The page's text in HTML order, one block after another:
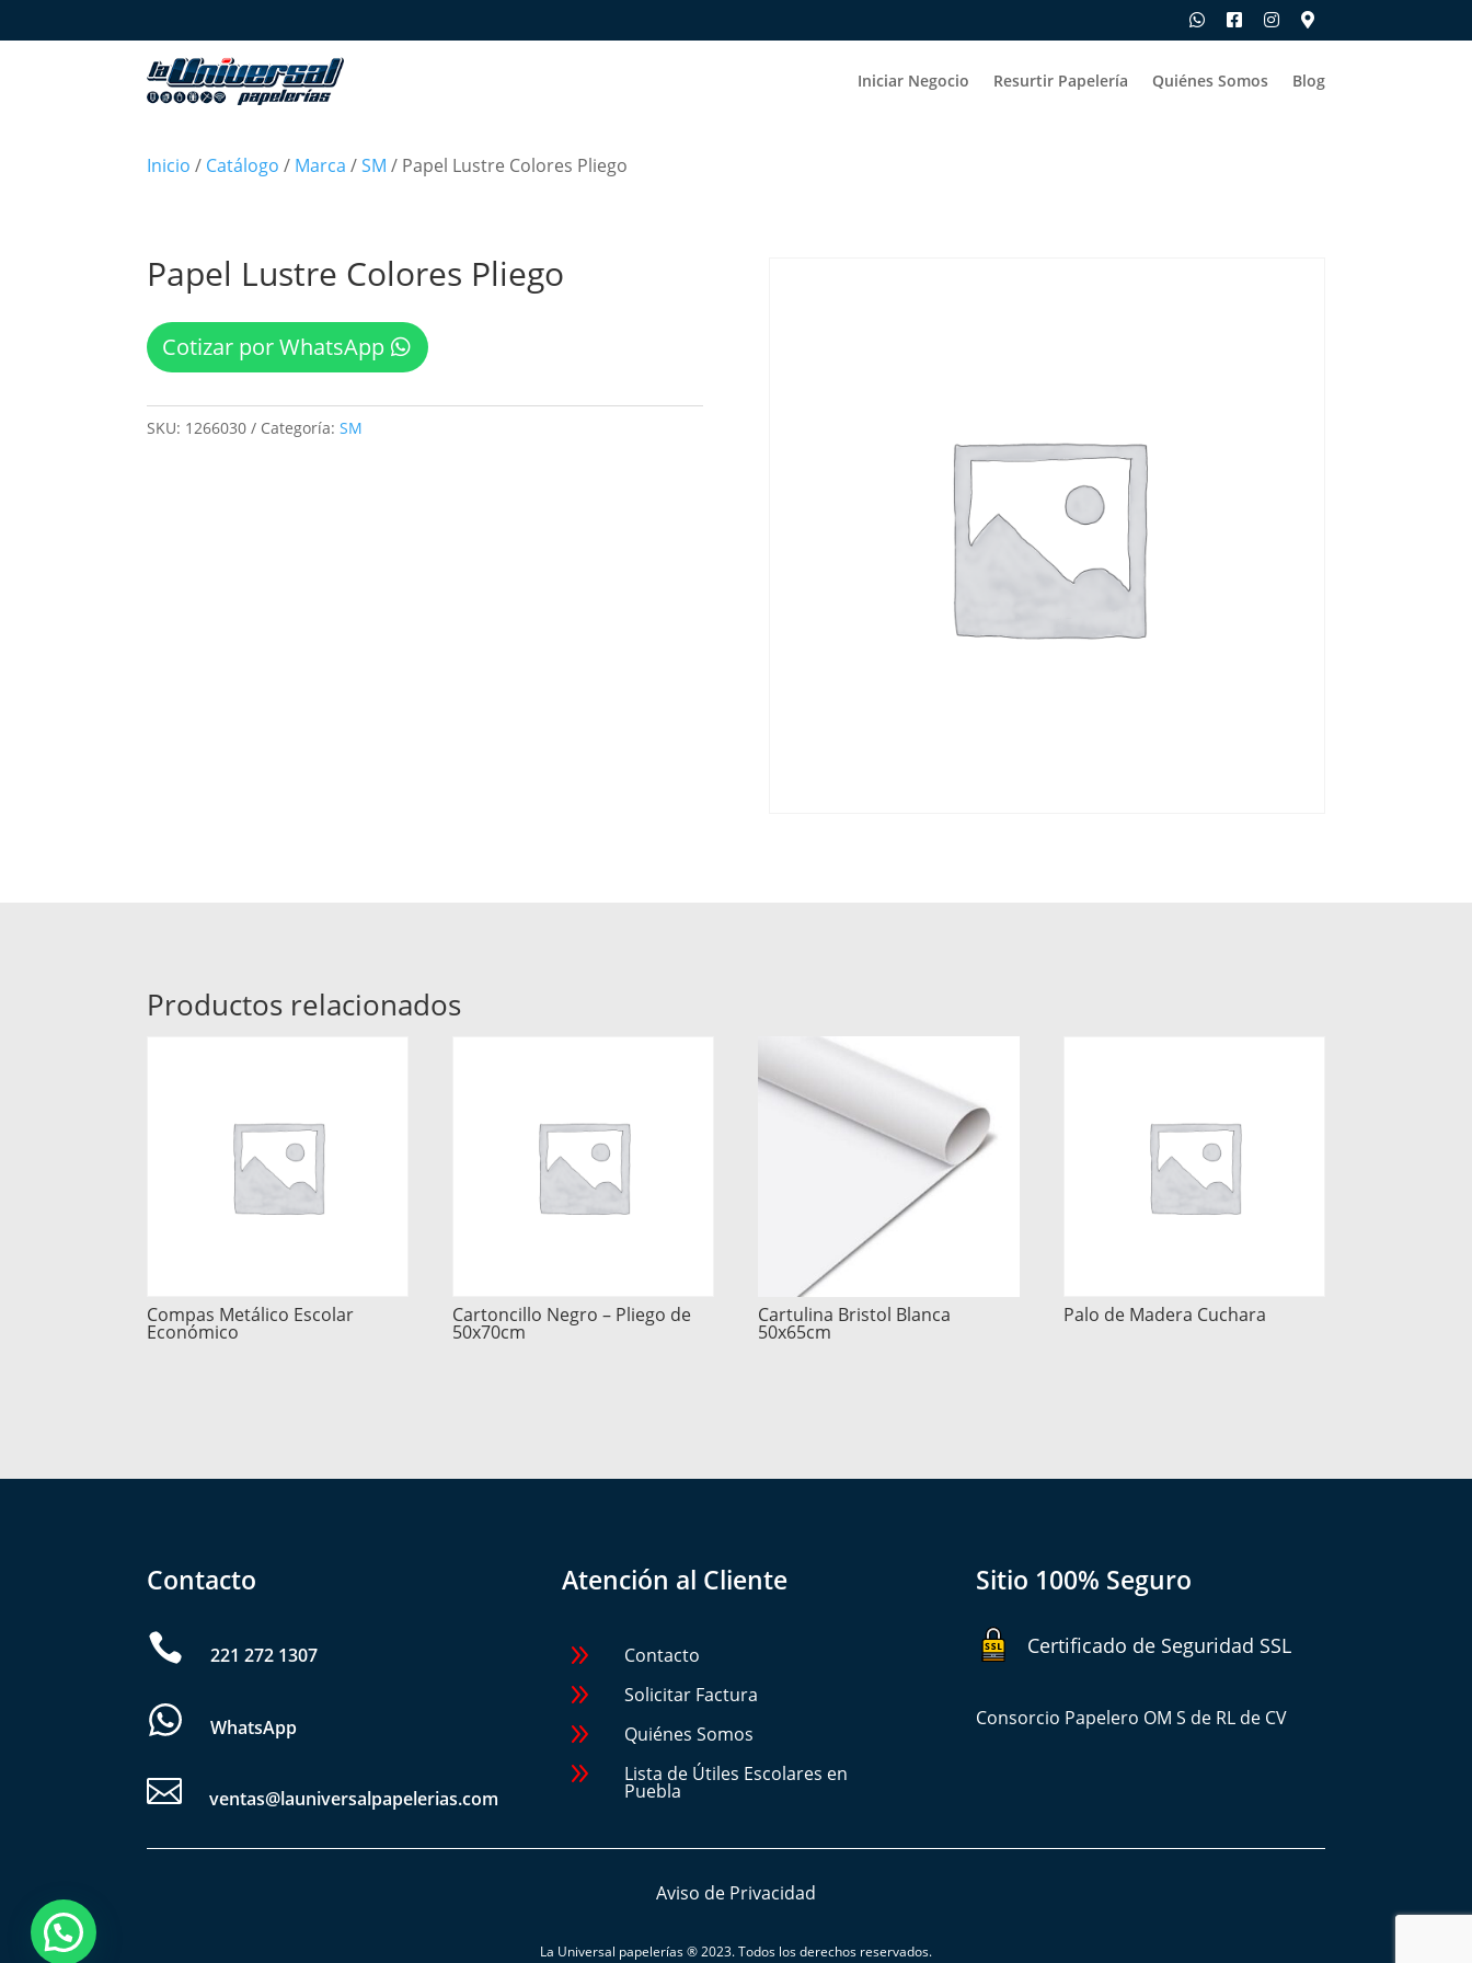
Iniciar Negocio Resurtir Papelería Quiénes Somos Blog
Inicio / Catálogo / Marca /SM / Papel Lustre Colores Pliego
Papel Lustre Colores Pliego
Cotizar por WhatsApp
SKU: 1266030 Categoría:SM
Productos relacionados
Compas Metálico Escolar
Económico
Cartoncillo Negro – Pliego de
50x70cm
Cartulina Bristol Blanca
50x65cm
Palo de Madera Cuchara
Contacto

221 272 1307
WhatsApp
 ventas@launiversalpapelerias.com
Atención al Cliente
9 Contacto
9 Solicitar Factura
9 Quiénes Somos
9 Lista de Útiles Escolares en
Puebla
Sitio 100% Seguro
Certificado de Seguridad SSL
Consorcio Papelero OM S de RL de CV
Aviso de Privacidad
La Universal papelerías® 2023. Todos los derechos reservados.